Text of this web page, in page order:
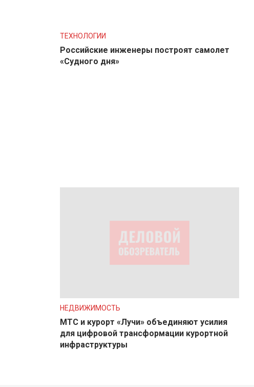
ТЕХНОЛОГИИ
Российские инженеры построят самолет
«Судного дня»
НЕДВИЖИМОСТЬ
МТС и курорт «Лучи» объединяют усилия
для цифровой трансформации курортной
инфраструктуры